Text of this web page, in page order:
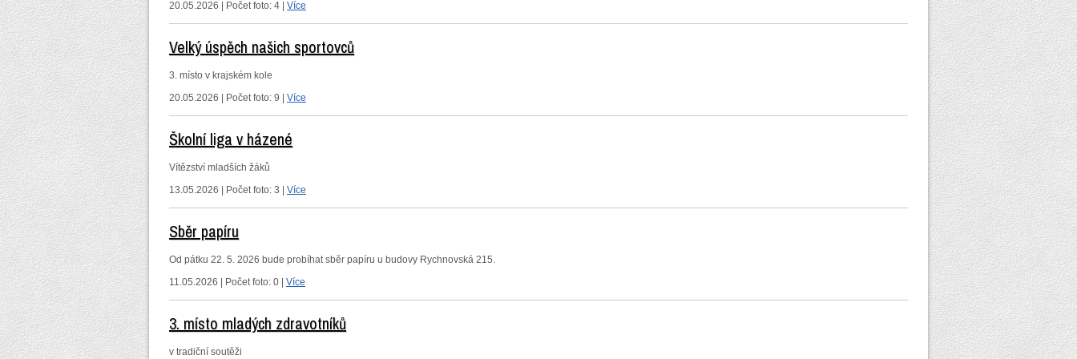
20.05.2026 | Počet foto: 4 | Více
Velký úspěch našich sportovců
3. místo v krajském kole
20.05.2026 | Počet foto: 9 | Více
Školní liga v házené
Vítězství mladších žáků
13.05.2026 | Počet foto: 3 | Více
Sběr papíru
Od pátku 22. 5. 2026 bude probíhat sběr papíru u budovy Rychnovská 215.
11.05.2026 | Počet foto: 0 | Více
3. místo mladých zdravotníků
v tradiční soutěži